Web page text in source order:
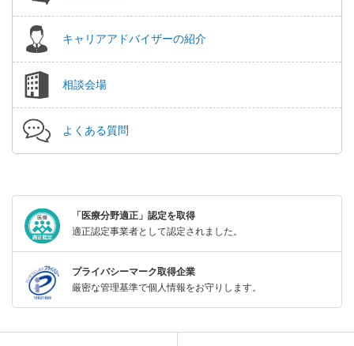
キャリアアドバイザーの紹介
相談会場
よくある質問
「医療分野適正」認定を取得
適正認定事業者として認定されました。
プライバシーマーク取得企業
厳密な管理基準で個人情報をお守りします。